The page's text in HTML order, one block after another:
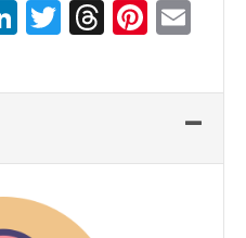
LinkedIn
Twitter
Threads